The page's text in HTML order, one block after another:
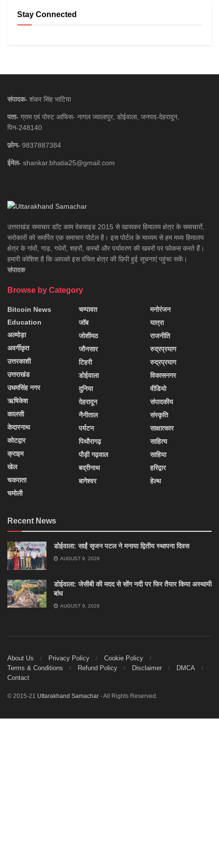
Stay Connected
संपादक- शंकर सिंह भाटिया
पता- ग्राम एवं पोस्ट आफिस- नागल ज्वालापुर, डोईवाला, जनपद-देहरादून,
पिन-248140
फ़ोन- 9837887384
ईमेल- shankar.bhatia25@gmail.com
उत्तराखंड समाचार डाॅट काम वेबसाइड 2015 से खासकर हिमालय क्षेत्र के समाचारों,
सरोकारों को समर्पित एक समाचार पोर्टल है। इस पोर्टल के माध्यम से हम मध्य हिमालय
क्षेत्र के गांवों, गाड़, गधेरों, शहरों, कस्बों और पर्यावरण की खबरों पर फोकस करते हैं।
हमारी कोशिश है कि आपको इस वंचित क्षेत्र की छिपी हुई सूचनाएं पहुंचा सकें।
संपादक
Browse by Category
Bitcoin News
Education
अल्मोड़ा
अवर्गीकृत
उत्तरकाशी
उत्तराखंड
उधमसिंह नगर
ऋषिकेश
कालसी
केदारनाथ
कोटद्वार
क्राइम
खेल
चकराता
चमोली
चम्पावत
जॉब
जोशीमठ
जौनसार
टिहरी
डोईवाला
दुनिया
देहरादून
नैनीताल
पर्यटन
पिथौरागढ़
पौड़ी गढ़वाल
बद्रीनाथ
बागेश्वर
मनोरंजन
यात्रा
राजनीति
रुद्रप्रयाग
रुद्रप्रयाग
विकासनगर
वीडियो
संपादकीय
संस्कृति
साक्षात्कार
साहित्य
साहिया
हरिद्वार
हेल्थ
Recent News
डोईवाला: साईं सृजन पटल ने मनाया द्वितीय स्थापना दिवस
AUGUST 9, 2026
डोईवाला: जेसीबी की मदद से सोंग नदी पर फिर तैयार किया अस्थायी
बांध
AUGUST 9, 2026
About Us Privacy Policy
Cookie Policy
Terms & Conditions
Refund Policy Disclaimer
DMCA
Contact
© 2015-21 Uttarakhand Samachar - All Rights Reserved.